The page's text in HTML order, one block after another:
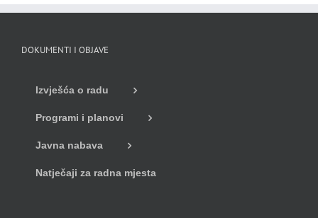
DOKUMENTI I OBJAVE
Izvješća o radu
Programi i planovi
Javna nabava
Natječaji za radna mjesta